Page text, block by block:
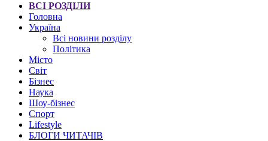
ВСІ РОЗДІЛИ
Головна
Україна
Всі новини розділу
Політика
Місто
Світ
Бізнес
Наука
Шоу-бізнес
Спорт
Lifestyle
БЛОГИ ЧИТАЧІВ